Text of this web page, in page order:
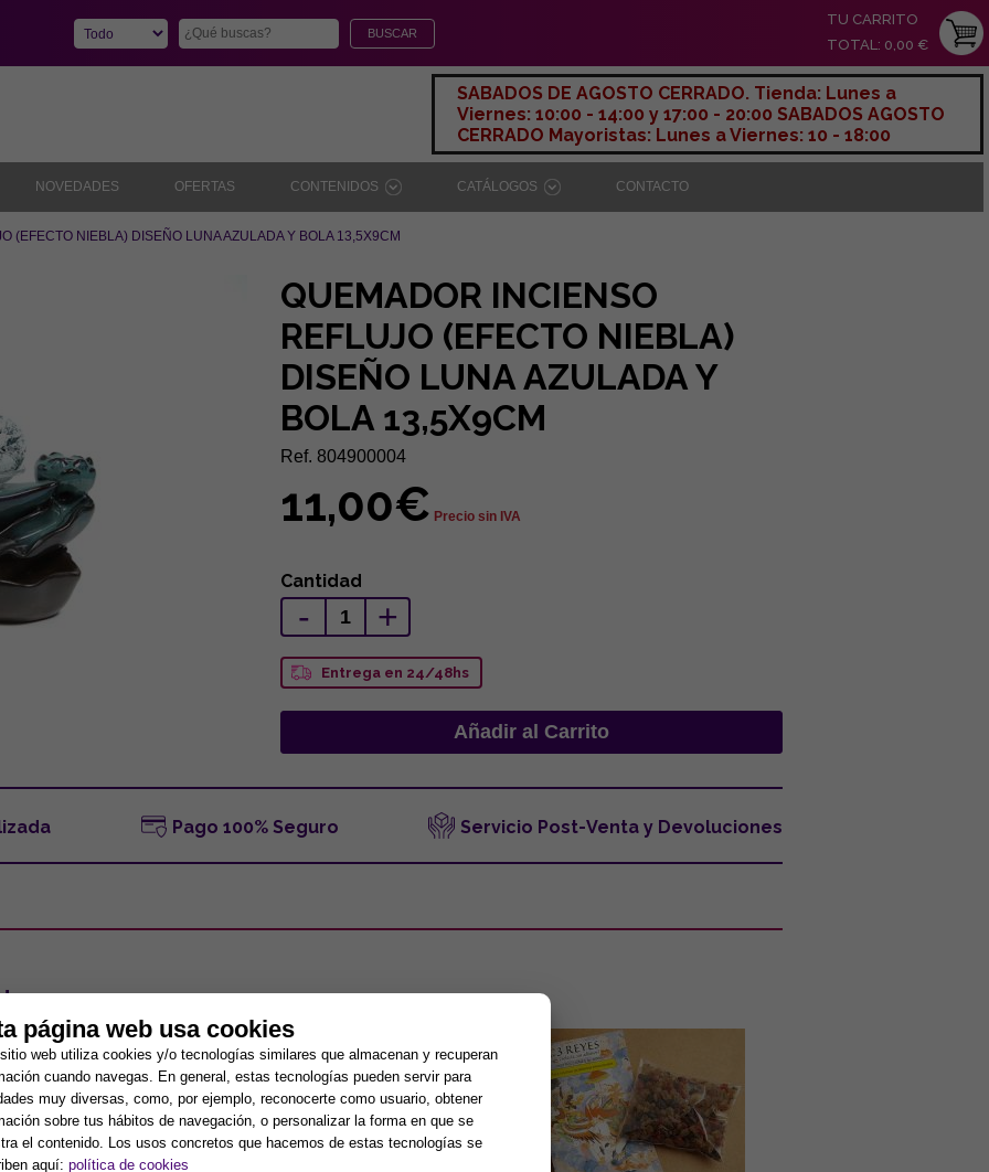
TU CARRITO
TOTAL: 0,00 €
SABADOS DE AGOSTO CERRADO. Tienda: Lunes a
Viernes: 10:00 - 14:00 y 17:00 - 20:00 SABADOS AGOSTO
CERRADO Mayoristas: Lunes a Viernes: 10 - 18:00
NOVEDADES OFERTAS CONTENIDOS CATÁLOGOS CONTACTO
(EFECTO NIEBLA) DISEÑO LUNA AZULADA Y BOLA 13,5X9CM
QUEMADOR INCIENSO
REFLUJO (EFECTO NIEBLA)
DISEÑO LUNA AZULADA Y
BOLA 13,5X9CM
Ref. 804900004
11,00€ Precio sin IVA
Cantidad
- +
Entrega en 24/48hs
Pago 100% Seguro Servicio Post-Venta y Devoluciones
página web usa cookies
web utiliza cookies y/o tecnologías similares que almacenan y recuperan
cuando navegas. En general, estas tecnologías pueden servir para
muy diversas, como, por ejemplo, reconocerte como usuario, obtener
sobre tus hábitos de navegación, o personalizar la forma en que se
el contenido. Los usos concretos que hacemos de estas tecnologías se
aquí: política de cookies